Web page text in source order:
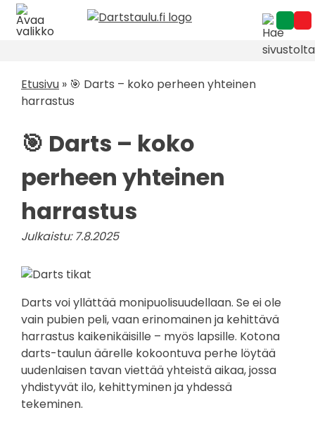
Skip
Etusivu » 🎯 Darts – koko perheen yhteinen
harrastus
🎯 Darts – koko
perheen yhteinen
harrastus
Julkaistu: 7.8.2025
Darts voi yllättää monipuolisuudellaan. Se ei ole
vain pubien peli, vaan erinomainen ja kehittävä
harrastus kaikenikäisille – myös lapsille. Kotona
darts-taulun äärelle kokoontuva perhe löytää
uudenlaisen tavan viettää yhteistä aikaa, jossa
yhdistyvät ilo, kehittyminen ja yhdessä
tekeminen.